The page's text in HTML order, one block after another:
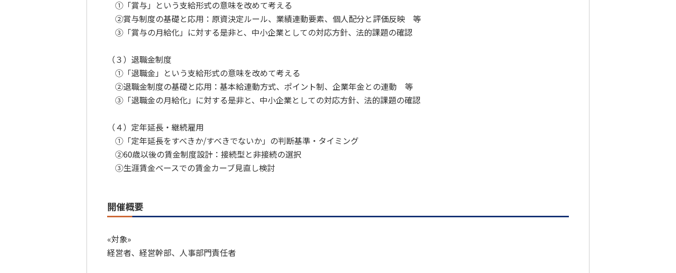
①「賞与」という支給形式の意味を改めて考える
②賞与制度の基礎と応用：原資決定ルール、業績連動要素、個人配分と評価反映 等
③「賞与の月給化」に対する是非と、中小企業としての対応方針、法的課題の確認
（３）退職金制度
①「退職金」という支給形式の意味を改めて考える
②退職金制度の基礎と応用：基本給連動方式、ポイント制、企業年金との連動 等
③「退職金の月給化」に対する是非と、中小企業としての対応方針、法的課題の確認
（４）定年延長・継続雇用
①「定年延長をすべきか/すべきでないか」の判断基準・タイミング
②60歳以後の賃金制度設計：接続型と非接続の選択
③生涯賃金ベースでの賃金カーブ見直し検討
開催概要
«対象»
経営者、経営幹部、人事部門責任者